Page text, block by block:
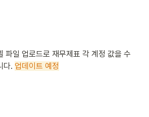
파일 업로드로 재무제표 각 계정 값을 수
다. 업데이트 예정